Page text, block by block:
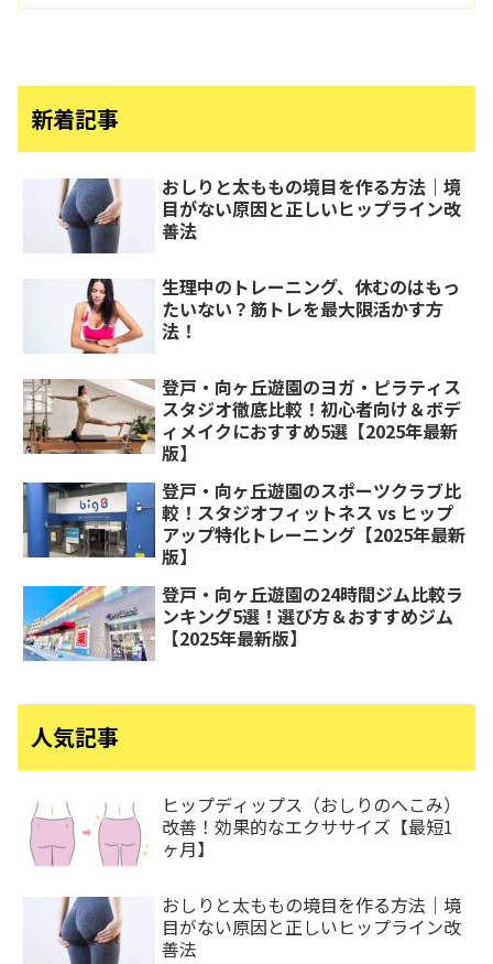
新着記事
おしりと太ももの境目を作る方法｜境
目がない原因と正しいヒップライン改
善法
生理中のトレーニング、休むのはもっ
たいない？筋トレを最大限活かす方
法！
登戸・向ヶ丘遊園のヨガ・ピラティス
スタジオ徹底比較！初心者向け＆ボデ
ィメイクにおすすめ5選【2025年最新
版】
登戸・向ヶ丘遊園のスポーツクラブ比
較！スタジオフィットネス vs ヒップ
アップ特化トレーニング【2025年最新
版】
登戸・向ヶ丘遊園の24時間ジム比較ラ
ンキング5選！選び方＆おすすめジム
【2025年最新版】
人気記事
ヒップディップス（おしりのへこみ）
改善！効果的なエクササイズ【最短1
ヶ月】
おしりと太ももの境目を作る方法｜境
目がない原因と正しいヒップライン改
善法